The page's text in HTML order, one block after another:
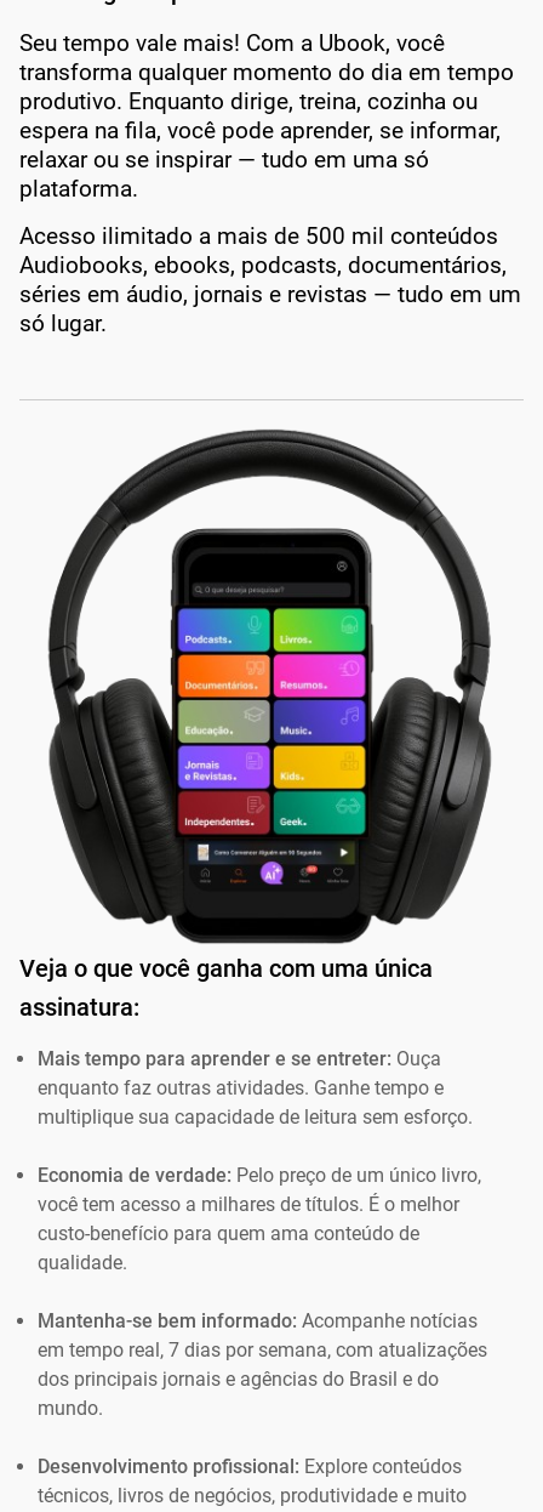
Seu tempo vale mais! Com a Ubook, você
transforma qualquer momento do dia em tempo
produtivo. Enquanto dirige, treina, cozinha ou
espera na fila, você pode aprender, se informar,
relaxar ou se inspirar — tudo em uma só
plataforma.
Acesso ilimitado a mais de 500 mil conteúdos
Audiobooks, ebooks, podcasts, documentários,
séries em áudio, jornais e revistas — tudo em um
só lugar.
Veja o que você ganha com uma única
assinatura:
Mais tempo para aprender e se entreter: Ouça
enquanto faz outras atividades. Ganhe tempo e
multiplique sua capacidade de leitura sem esforço.
Economia de verdade: Pelo preço de um único livro,
você tem acesso a milhares de títulos. É o melhor
custo-benefício para quem ama conteúdo de
qualidade.
Mantenha-se bem informado: Acompanhe notícias
em tempo real, 7 dias por semana, com atualizações
dos principais jornais e agências do Brasil e do
mundo.
Desenvolvimento profissional: Explore conteúdos
técnicos, livros de negócios, produtividade e muito